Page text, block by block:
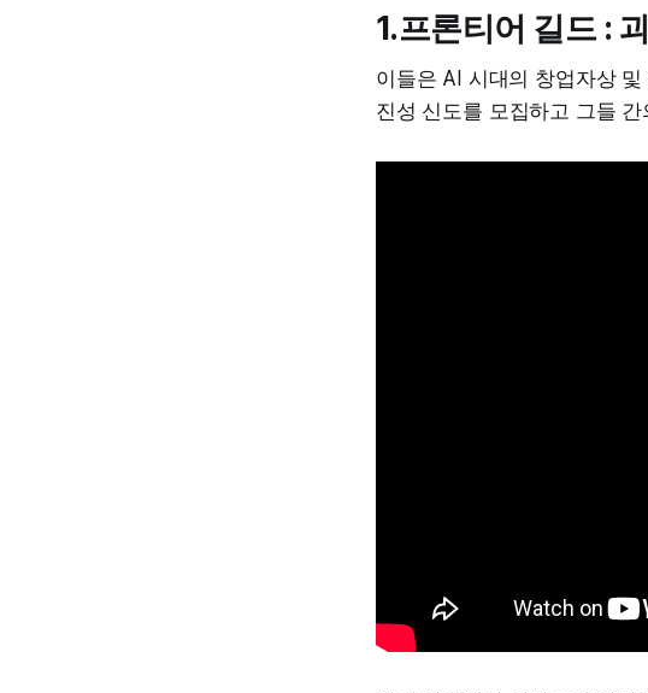
1.프론티어 길드 :
이들은 AI 시대의 창업자상
진성 신도를 모집하고 그들